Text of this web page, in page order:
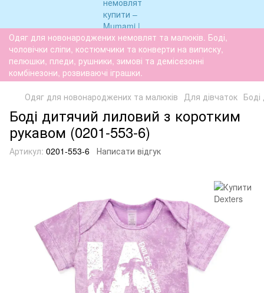
Одяг для новонароджених немовлят та малюків. Боді,
чоловічки сліпи, костюмчики та конверти на виписку,
пелюшки, пледи, рушники, зимові та демісезонні
комбінезони, розвиваючі іграшки.
Одяг для новонароджених та малюків Для дівчаток Боді
Боді дитячий лиловий з коротким
рукавом (0201-553-6)
Артикул: 0201-553-6 Написати відгук